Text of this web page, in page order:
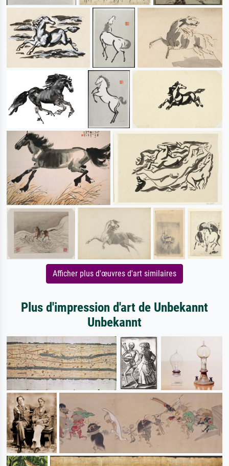
Afficher plus d'œuvres d'art similaires
Plus d'impression d'art de Unbekannt
Unbekannt